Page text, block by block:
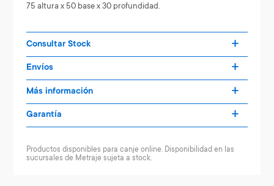
75 altura x 50 base x 30 profundidad.
Consultar Stock
Envíos
Más información
Garantía
Productos disponibles para canje online. Disponibilidad en las
sucursales de Metraje sujeta a stock.